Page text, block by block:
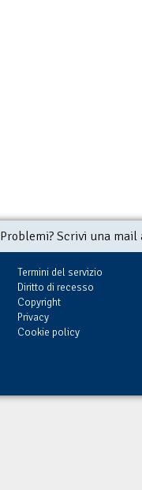
Problemi? Scrivi una
Termini del servizio
Diritto di recesso
Copyright
Privacy
Cookie policy